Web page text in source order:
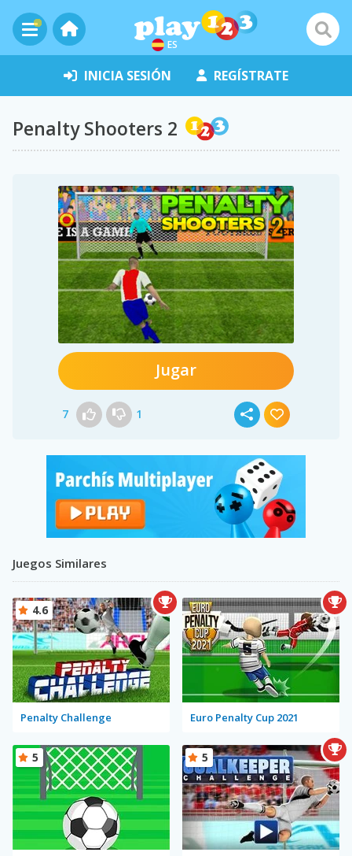
ES
INICIA SESIÓN REGÍSTRATE
Penalty Shooters 2
Jugar
7 1
Juegos Similares
Penalty Challenge
4.6
Euro Penalty Cup 2021
5 5